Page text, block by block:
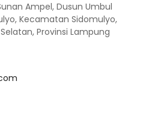
Ampel, Dusun Umbul
Kecamatan Sidomulyo,
Provinsi Lampung